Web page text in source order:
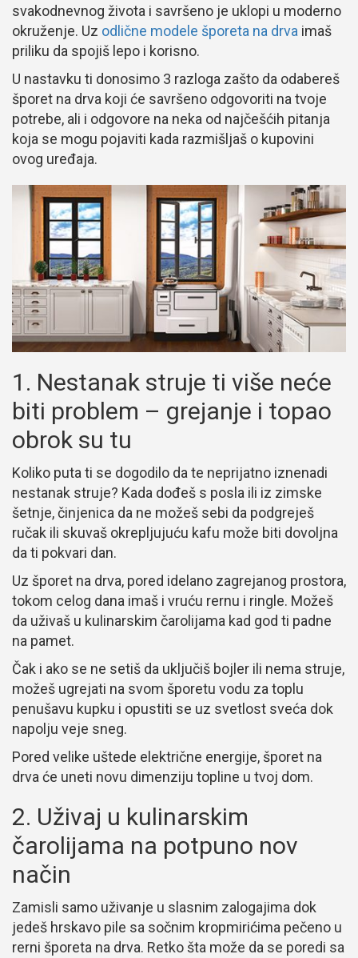
svakodnevnog života i savršeno je uklopi u moderno
okruženje. Uz odlične modele šporeta na drva imaš
priliku da spojiš lepo i korisno.
U nastavku ti donosimo 3 razloga zašto da odabereš
šporet na drva koji će savršeno odgovoriti na tvoje
potrebe, ali i odgovore na neka od najčešćih pitanja
koja se mogu pojaviti kada razmišljaš o kupovini
ovog uređaja.
1. Nestanak struje ti više neće
biti problem – grejanje i topao
obrok su tu
Koliko puta ti se dogodilo da te neprijatno iznenadi
nestanak struje? Kada dođeš s posla ili iz zimske
šetnje, činjenica da ne možeš sebi da podgreješ
ručak ili skuvaš okrepljujuću kafu može biti dovoljna
da ti pokvari dan.
Uz šporet na drva, pored idelano zagrejanog prostora,
tokom celog dana imaš i vruću rernu i ringle. Možeš
da uživaš u kulinarskim čarolijama kad god ti padne
na pamet.
Čak i ako se ne setiš da uključiš bojler ili nema struje,
možeš ugrejati na svom šporetu vodu za toplu
penušavu kupku i opustiti se uz svetlost sveća dok
napolju veje sneg.
Pored velike uštede električne energije, šporet na
drva će uneti novu dimenziju topline u tvoj dom.
2. Uživaj u kulinarskim
čarolijama na potpuno nov
način
Zamisli samo uživanje u slasnim zalogajima dok
jedeš hrskavo pile sa sočnim kropmirićima pečeno u
rerni šporeta na drva. Retko šta može da se poredi sa